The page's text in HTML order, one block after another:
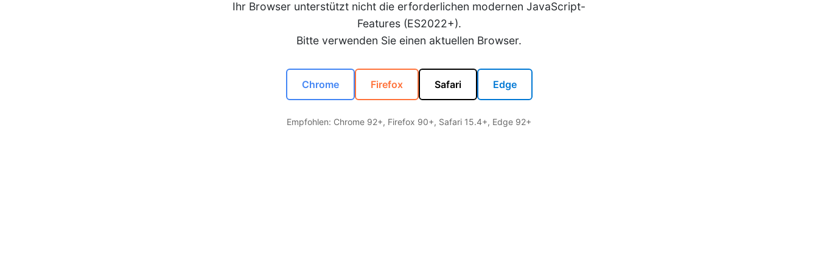
Ihr Browser unterstützt nicht die erforderlichen modernen JavaScript-
Features (ES2022+).
Bitte verwenden Sie einen aktuellen Browser.
Chrome Firefox Safari Edge
Empfohlen: Chrome 92+, Firefox 90+, Safari 15.4+, Edge 92+